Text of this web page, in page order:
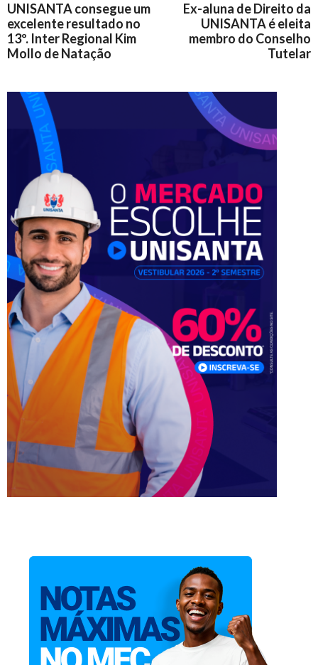
UNISANTA consegue um
excelente resultado no
13º. Inter Regional Kim
Mollo de Natação
Ex-aluna de Direito da
UNISANTA é eleita
membro do Conselho
Tutelar